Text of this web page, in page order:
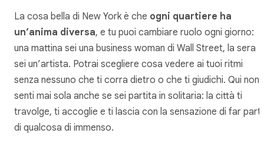
La cosa bella di New York è che ogni quartiere ha
un’anima diversa, e tu puoi cambiare ruolo ogni giorno:
una mattina sei una business woman di Wall Street, la sera
sei un’artista. Potrai scegliere cosa vedere ai tuoi ritmi
senza nessuno che ti corra dietro o che ti giudichi. Qui non
senti mai sola anche se sei partita in solitaria: la città ti
travolge, ti accoglie e ti lascia con la sensazione di far
di qualcosa di immenso.